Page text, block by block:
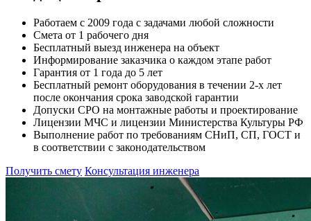
Работаем с 2009 года с задачами любой сложности
Смета от 1 рабочего дня
Бесплатный выезд инженера на объект
Информирование заказчика о каждом этапе работ
Гарантия от 1 года до 5 лет
Бесплатный ремонт оборудования в течении 2-х лет
после окончания срока заводской гарантии
Допуски СРО на монтажные работы и проектирование
Лицензии МЧС и лицензии Министерства Культуры РФ
Выполнение работ по требованиям СНиП, СП, ГОСТ и
в соответствии с законодательством
Получить смету Консультация инженера